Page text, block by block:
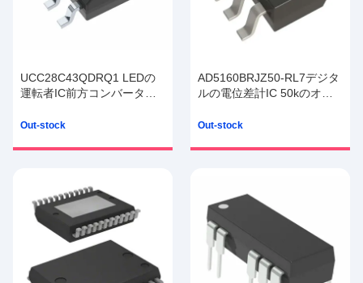
UCC28C43QDRQ1 LEDの
運転者IC前方コンバーター
る出力した
Out-stock
AD5160BRJZ50-RL7デジタ
ルの電位差計IC 50kのオー
フェイスSOT-23-8を叩く
Out-stock